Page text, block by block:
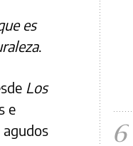
es
.
Los
e
6